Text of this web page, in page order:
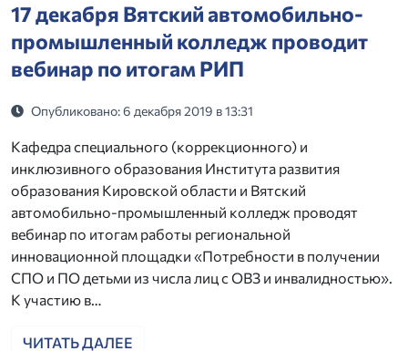
17 декабря Вятский автомобильно-
промышленный колледж проводит
вебинар по итогам РИП
Опубликовано: 6 декабря 2019 в 13:31
Кафедра специального (коррекционного) и
инклюзивного образования Института развития
образования Кировской области и Вятский
автомобильно-промышленный колледж проводят
вебинар по итогам работы региональной
инновационной площадки «Потребности в получении
СПО и ПО детьми из числа лиц с ОВЗ и инвалидностью».
К участию в…
ЧИТАТЬ ДАЛЕЕ